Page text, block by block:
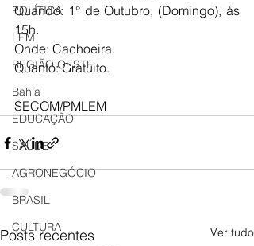
POLÍTICA
LEM
REGIÃO OESTE
Bahia
EDUCAÇÃO
SAÚDE
AGRONEGÓCIO
BRASIL
CULTURA
Quando: 1° de Outubro, (Domingo), às
15h.
Onde: Cachoeira.
Quanto: Gratuito.
SECOM/PMLEM
Posts recentes Ver tudo